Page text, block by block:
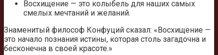
Восхищение — это колыбель для наших самых
смелых мечтаний и желаний.
Знаменитый философ Конфуций сказал: «Восхищение —
это начало познания истины, которая столь загадочна и
бесконечна в своей красоте.»